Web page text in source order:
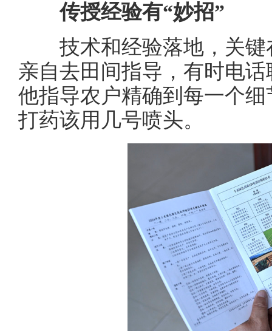
传授经验有“妙招”
技术和经验落地，关键
亲自去田间指导，有时电
他指导农户精确到每一个
打药该用几号喷头。